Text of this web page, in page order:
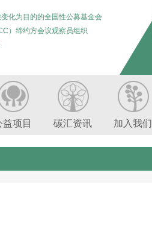
化为目的的全国性公募基金会
）缔约方会议观察员组织
益项目 碳汇资讯 加入我们